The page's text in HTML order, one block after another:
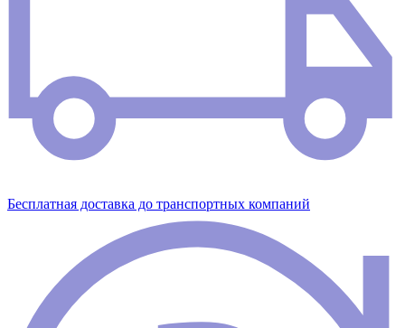
Бесплатная доставка до транспортных компаний